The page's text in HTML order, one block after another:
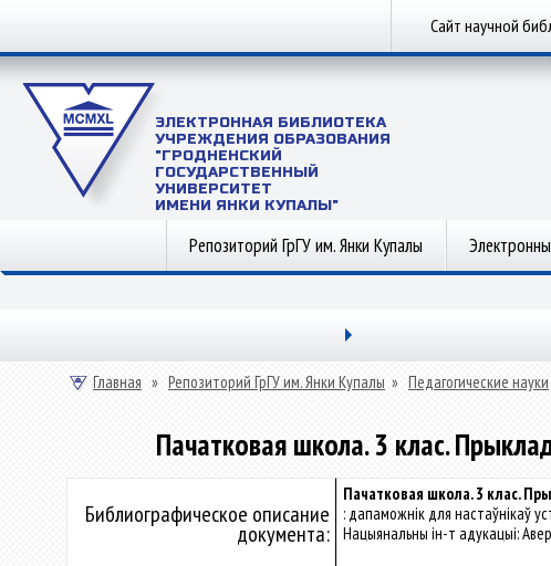
Сайт научной
ЭЛЕКТРОННАЯ БИБЛИОТЕКА
УЧРЕЖДЕНИЯ ОБРАЗОВАНИЯ
"ГРОДНЕНСКИЙ
ГОСУДАРСТВЕННЫЙ
УНИВЕРСИТЕТ
ИМЕНИ ЯНКИ КУПАЛЫ"
Репозиторий ГрГУ им. Янки Купалы
Главная » Репозиторий ГрГУ им. Янки Купалы » Педагогические науки
Пачатковая школа. 3 клас.
Библиографическое описание
документа:
Пачатковая школа. 3 клас.
: дапаможнік для настаўнікаў
Нацыянальны ін-т адукацыі: